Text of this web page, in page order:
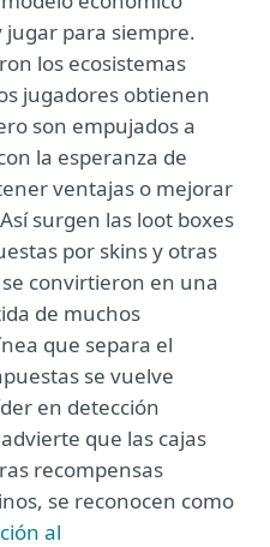
jugar para siempre.
los ecosistemas
jugadores obtienen
son empujados a
la esperanza de
ventajas o mejorar
surgen las loot boxes
por skins y otras
convirtieron en una
de muchos
que separa el
se vuelve
en detección
que las cajas
recompensas
se reconocen como
al